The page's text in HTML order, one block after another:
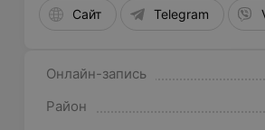
индивидуальности
пропорции тела.
Команда
Сайт Telegram
Онлайн-запись
Район